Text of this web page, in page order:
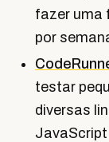
fazer uma
por
testar
diversas